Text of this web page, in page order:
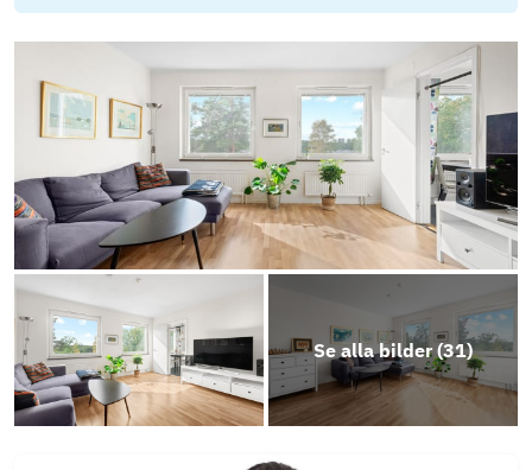
Objektsbeskrivning
Se alla bilder (31)